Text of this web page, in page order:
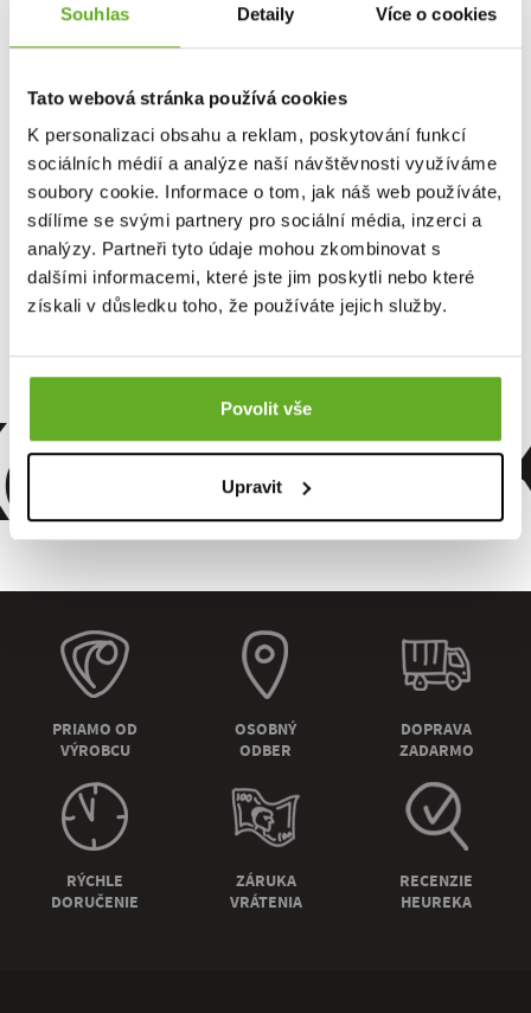
Souhlas Detaily Více o cookies
Tato webová stránka používá cookies
K personalizaci obsahu a reklam, poskytování funkcí
sociálních médií a analýze naší návštěvnosti využíváme
soubory cookie. Informace o tom, jak náš web používáte,
sdílíme se svými partnery pro sociální média, inzerci a
analýzy. Partneři tyto údaje mohou zkombinovat s
dalšími informacemi, které jste jim poskytli nebo které
získali v důsledku toho, že používáte jejich služby.
Povolit vše
Upravit
Onder Šustík.
Tento produkt zatiaľ nikto nehodnotil.
Pre pridanie recenzie je nutné sa prihlásiť.
Ohodnotiť produkt
PRIAMO OD
VÝROBCU
OSOBNÝ
ODBER
DOPRAVA
ZADARMO
RÝCHLE
DORUČENIE
ZÁRUKA
VRÁTENIA
RECENZIE
HEUREKA